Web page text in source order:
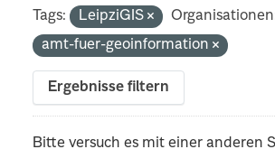
Tags: LeipziGIS
amt-fuer-geoinformation
Ergebnisse filtern
Bitte versuch es mit einer anderen